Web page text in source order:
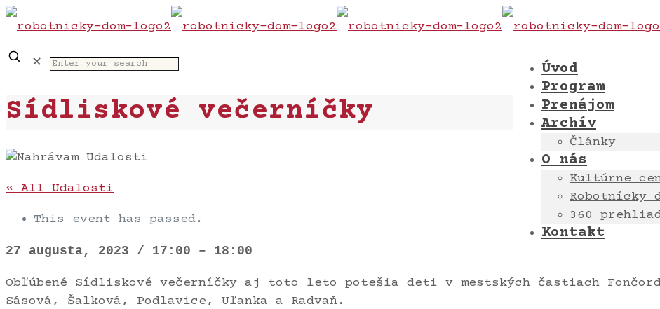
Úvod
Program
Prenájom
Archív
Články
O nás
Kultúrne
Robotnícky
360
Kontakt
✕
Sídliskové večerníčky
« All Udalosti
This event has passed.
27 augusta, 2023 / 17:00 – 18:00
Obľúbené Sídliskové večerníčky aj toto leto potešia deti v mestských častiach
Sásová, Šalková, Podlavice, Uľanka a Radvaň.